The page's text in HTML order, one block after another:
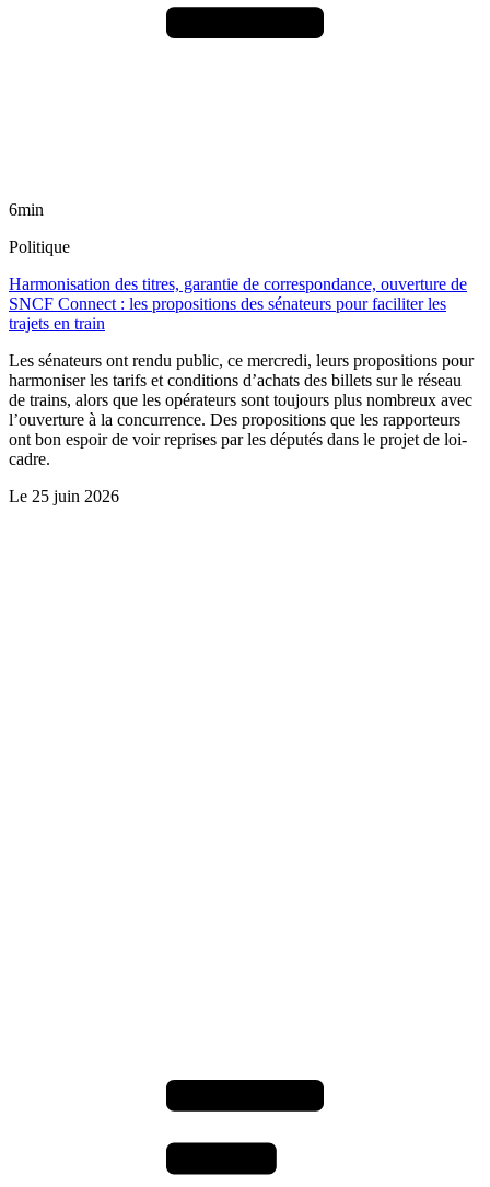
6min
Politique
Harmonisation des titres, garantie de correspondance, ouverture de
SNCF Connect : les propositions des sénateurs pour faciliter les
trajets en train
Les sénateurs ont rendu public, ce mercredi, leurs propositions pour
harmoniser les tarifs et conditions d’achats des billets sur le réseau
de trains, alors que les opérateurs sont toujours plus nombreux avec
l’ouverture à la concurrence. Des propositions que les rapporteurs
ont bon espoir de voir reprises par les députés dans le projet de loi-
cadre.
Le 25 juin 2026